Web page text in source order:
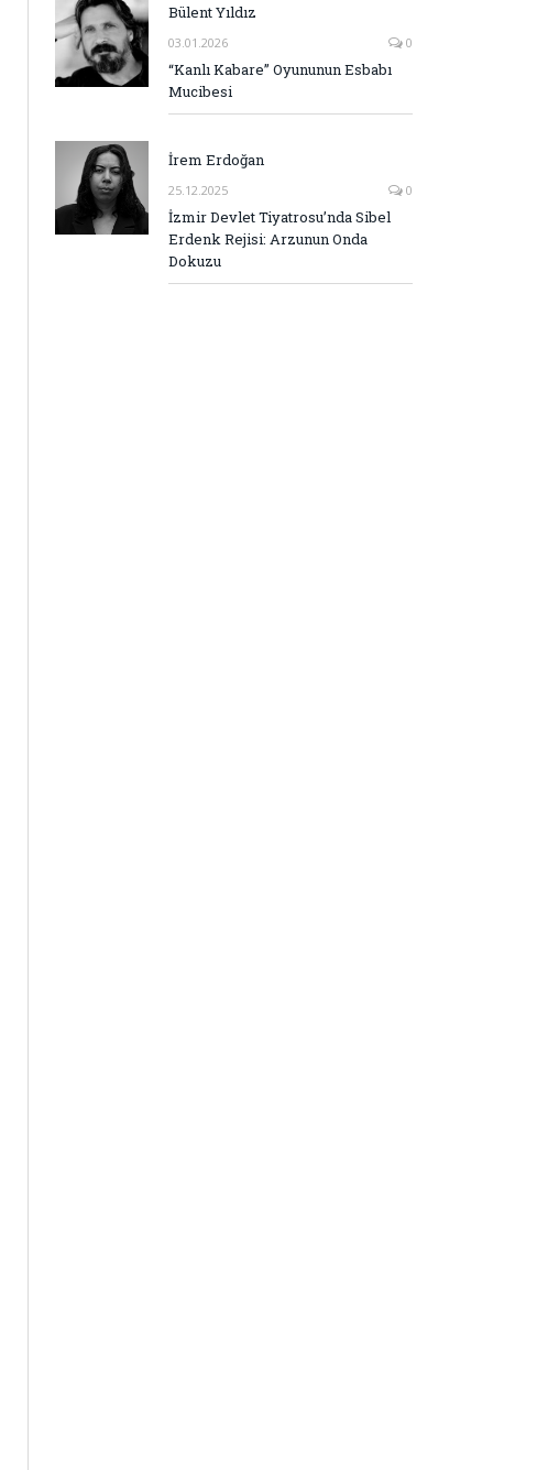
Bülent Yıldız
03.01.2026 0
“Kanlı Kabare” Oyununun Esbabı
Mucibesi
İrem Erdoğan
25.12.2025 0
İzmir Devlet Tiyatrosu’nda Sibel
Erdenk Rejisi: Arzunun Onda
Dokuzu